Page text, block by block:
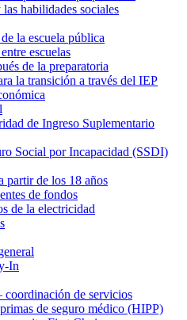
habilidades sociales
la escuela pública
escuelas
de la preparatoria
la transición a través del IEP
de Ingreso Suplementario
Social por Incapacidad (SSDI)
partir de los 18 años
de fondos
de la electricidad
In
de servicios
de seguro médico (HIPP)